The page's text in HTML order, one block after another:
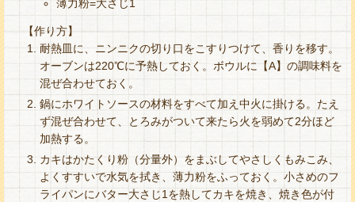
薄力粉=大さじ1
【作り方】
耐熱皿に、ニンニクの切り口をこすりつけて、香りを移す。
オーブンは220℃に予熱しておく。ボウルに【A】の調味料を
混ぜ合わせておく。
鍋にホワイトソースの材料をすべて加え中火に掛ける。たえ
ず混ぜ合わせて、とろみがついて来たら火を弱めて2分ほど
加熱する。
カキはかたくり粉（分量外）をまぶしてやさしくもみこみ、
よくすすいで水気を拭き、薄力粉をふっておく。小さめのフ
ライパンにバター大さじ1を熱してカキを焼き、焼き色が付